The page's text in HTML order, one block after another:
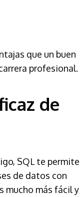
que un buen
profesional.
de
SQL te permite
de datos con
mucho más fácil y